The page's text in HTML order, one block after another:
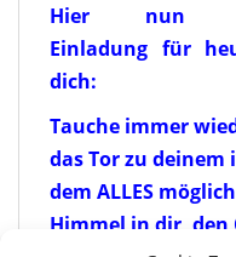
Hier nun
Einladung für
dich:
Tauche immer
das Tor zu
dem ALLES
Himmel in dir, den